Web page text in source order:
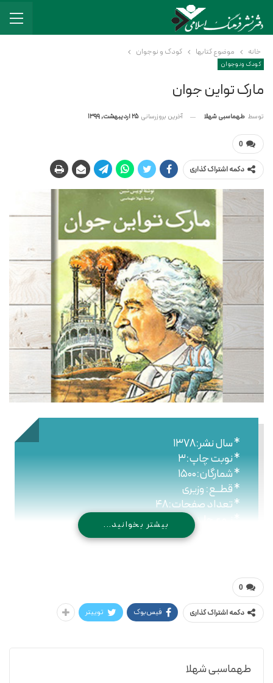
خانه موضوع کتابها کودک و نوجوان
کودک و نوجوان
مارک تواین جوان
توسط طهماسبی شهلا آخرین بروزرسانی 25 اردیبهشت, 1399
0
دکمه اشتراک گذاری
* سال نشر:۱۳۷۸
* نوبت چاپ:۳
* شمارگان:۱۵۰۰
* قطــع: وزیری
* تعداد صفحات:۴۸
* نـوع جلـد: شومیزبیشتر بخوانید...
0
دکمه اشتراک گذاری فیس‌بوک توییتر
طهماسبی شهلا